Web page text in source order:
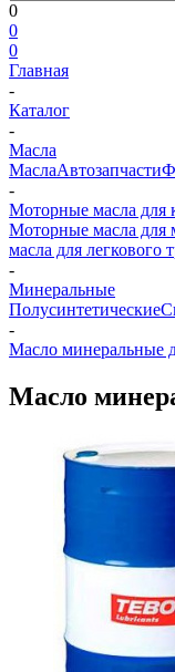
0
0
0
Главная
-
Каталог
-
Масла
МаслаАвтозапчасти
-
Моторные масла для
Моторные масла для
масла для легкового
-
Минеральные
Полусинтетические
-
Масло минеральные
Масло